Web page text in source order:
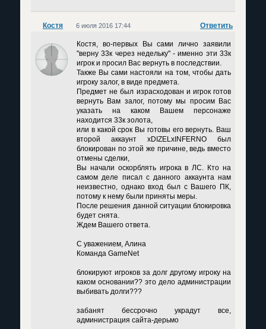
Костя Ответить
6 июля 2016 17:44
Костя, во-первых Вы сами лично заявили
"верну 33к через недельку" - именно эти 33к
игрок и просил Вас вернуть в последствии.
Также Вы сами настояли на том, чтобы дать
игроку залог, в виде предмета.
Предмет не был израсходован и игрок готов
вернуть Вам залог, потому мы просим Вас
указать на каком Вашем персонаже
находится 33к золота,
или в какой срок Вы готовы его вернуть. Ваш
второй аккаунт xDIZELxINFERNO был
блокирован по этой же причине, ведь вместо
отмены сделки,
Вы начали оскорблять игрока в ЛС. Кто на
самом деле писал с данного аккаунта нам
неизвестно, однако вход был с Вашего ПК,
потому к нему были приняты меры.
После решения данной ситуации блокировка
будет снята.
Ждем Вашего ответа.
С уважением, Алина
Команда GameNet
блокируют игроков за долг другому игроку на
каком основании?? это дело администрации
выбивать долги???
забанят бессрочно украдут все,
администрация сайта-дерьмо